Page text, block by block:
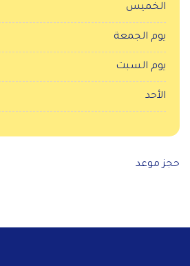
الخميس
يوم الجمعة
يوم السبت
الأحد
حجز موعد